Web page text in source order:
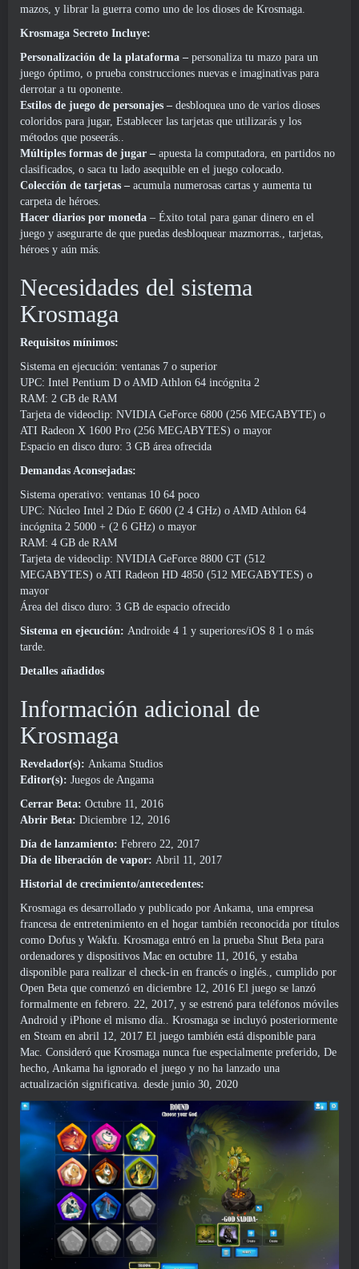
mazos, y librar la guerra como uno de los dioses de Krosmaga.
Krosmaga Secreto Incluye:
Personalización de la plataforma – personaliza tu mazo para un
juego óptimo, o prueba construcciones nuevas e imaginativas para
derrotar a tu oponente.
Estilos de juego de personajes – desbloquea uno de varios dioses
coloridos para jugar, Establecer las tarjetas que utilizarás y los
métodos que poseerás..
Múltiples formas de jugar – apuesta la computadora, en partidos no
clasificados, o saca tu lado asequible en el juego colocado.
Colección de tarjetas – acumula numerosas cartas y aumenta tu
carpeta de héroes.
Hacer diarios por moneda – Éxito total para ganar dinero en el
juego y asegurarte de que puedas desbloquear mazmorras., tarjetas,
héroes y aún más.
Necesidades del sistema
Krosmaga
Requisitos mínimos:
Sistema en ejecución: ventanas 7 o superior
UPC: Intel Pentium D o AMD Athlon 64 incógnita 2
RAM: 2 GB de RAM
Tarjeta de videoclip: NVIDIA GeForce 6800 (256 MEGABYTE) o
ATI Radeon X 1600 Pro (256 MEGABYTES) o mayor
Espacio en disco duro: 3 GB área ofrecida
Demandas Aconsejadas:
Sistema operativo: ventanas 10 64 poco
UPC: Núcleo Intel 2 Dúo E 6600 (2 4 GHz) o AMD Athlon 64
incógnita 2 5000 + (2 6 GHz) o mayor
RAM: 4 GB de RAM
Tarjeta de videoclip: NVIDIA GeForce 8800 GT (512
MEGABYTES) o ATI Radeon HD 4850 (512 MEGABYTES) o
mayor
Área del disco duro: 3 GB de espacio ofrecido
Sistema en ejecución: Androide 4 1 y superiores/iOS 8 1 o más
tarde.
Detalles añadidos
Información adicional de
Krosmaga
Revelador(s): Ankama Studios
Editor(s): Juegos de Angama
Cerrar Beta: Octubre 11, 2016
Abrir Beta: Diciembre 12, 2016
Día de lanzamiento: Febrero 22, 2017
Día de liberación de vapor: Abril 11, 2017
Historial de crecimiento/antecedentes:
Krosmaga es desarrollado y publicado por Ankama, una empresa
francesa de entretenimiento en el hogar también reconocida por títulos
como Dofus y Wakfu. Krosmaga entró en la prueba Shut Beta para
ordenadores y dispositivos Mac en octubre 11, 2016, y estaba
disponible para realizar el check-in en francés o inglés., cumplido por
Open Beta que comenzó en diciembre 12, 2016 El juego se lanzó
formalmente en febrero. 22, 2017, y se estrenó para teléfonos móviles
Android y iPhone el mismo día.. Krosmaga se incluyó posteriormente
en Steam en abril 12, 2017 El juego también está disponible para
Mac. Consideró que Krosmaga nunca fue especialmente preferido, De
hecho, Ankama ha ignorado el juego y no ha lanzado una
actualización significativa. desde junio 30, 2020